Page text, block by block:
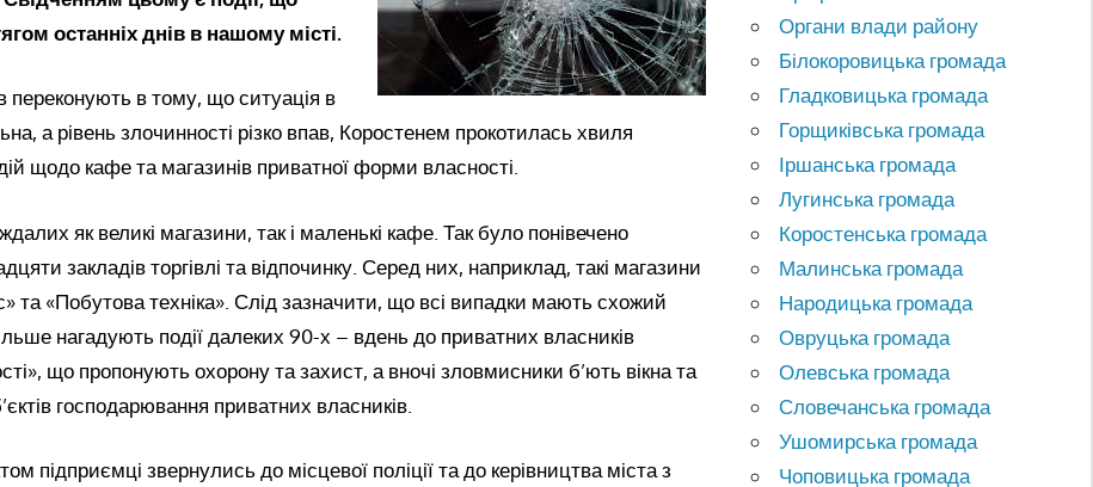
останніх днів в нашому місті.
переконують в тому, що ситуація в
а рівень злочинності різко впав, Коростенем прокотилась хвиля
щодо кафе та магазинів приватної форми власності.
як великі магазини, так і маленькі кафе. Так було понівечено
закладів торгівлі та відпочинку. Серед них, наприклад, такі магазини
та «Побутова техніка». Слід зазначити, що всі випадки мають схожий
нагадують події далеких 90-х – вдень до приватних власників
що пропонують охорону та захист, а вночі зловмисники б’ють вікна та
господарювання приватних власників.
підприємці звернулись до місцевої поліції та до керівництва міста з
Органи влади району
Білокоровицька громада
Гладковицька громада
Горщиківська громада
Іршанська громада
Лугинська громада
Коростенська громада
Малинська громада
Народицька громада
Овруцька громада
Олевська громада
Словечанська громада
Ушомирська громада
Чоповицька громада